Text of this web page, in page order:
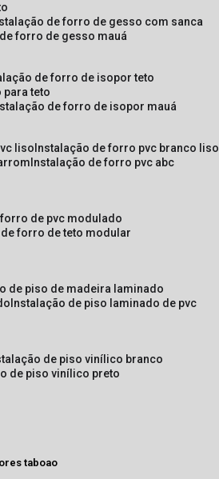
de forro de gesso com sanca
forro de gesso mauá
de forro de isopor teto
teto
de forro de isopor mauá
liso instalação de forro pvc branco liso
instalação de forro pvc abc
de pvc modulado
de forro de teto modular
de piso de madeira laminado
instalação de piso laminado de pvc
de piso vinílico branco
de piso vinílico preto
taboao